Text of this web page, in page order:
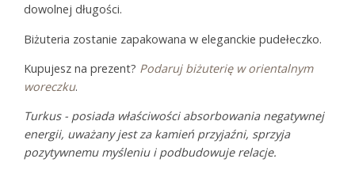
dowolnej długości.
Biżuteria zostanie zapakowana w eleganckie pudełeczko.
Kupujesz na prezent? Podaruj biżuterię w orientalnym
woreczku.
Turkus - posiada właściwości absorbowania negatywnej
energii, uważany jest za kamień przyjaźni, sprzyja
pozytywnemu myśleniu i podbudowuje relacje.